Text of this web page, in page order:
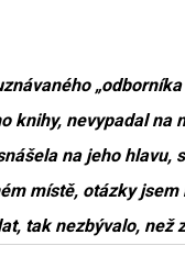
nevypadal na
na jeho
místě, otázky
tak nezbývalo, než